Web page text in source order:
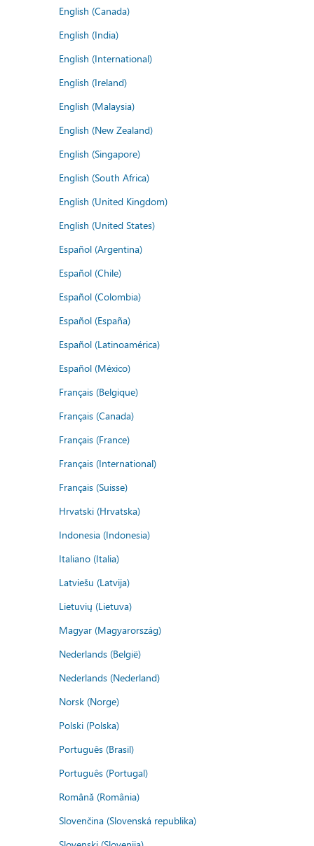
English (Canada)
English (India)
English (International)
English (Ireland)
English (Malaysia)
English (New Zealand)
English (Singapore)
English (South Africa)
English (United Kingdom)
English (United States)
Español (Argentina)
Español (Chile)
Español (Colombia)
Español (España)
Español (Latinoamérica)
Español (México)
Français (Belgique)
Français (Canada)
Français (France)
Français (International)
Français (Suisse)
Hrvatski (Hrvatska)
Indonesia (Indonesia)
Italiano (Italia)
Latviešu (Latvija)
Lietuvių (Lietuva)
Magyar (Magyarország)
Nederlands (België)
Nederlands (Nederland)
Norsk (Norge)
Polski (Polska)
Português (Brasil)
Português (Portugal)
Română (România)
Slovenčina (Slovenská republika)